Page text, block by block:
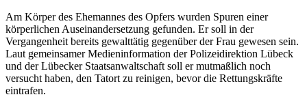
Am Körper des Ehemannes des Opfers wurden Spuren einer
körperlichen Auseinandersetzung gefunden. Er soll in der
Vergangenheit bereits gewalttätig gegenüber der Frau gewesen sein.
Laut gemeinsamer Medieninformation der Polizeidirektion Lübeck
und der Lübecker Staatsanwaltschaft soll er mutmaßlich noch
versucht haben, den Tatort zu reinigen, bevor die Rettungskräfte
eintrafen.